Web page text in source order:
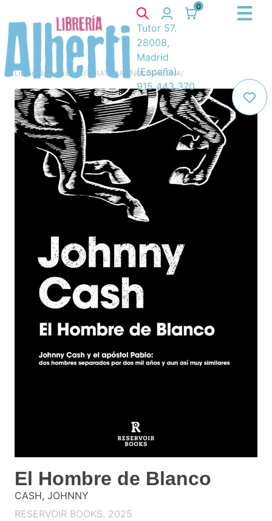
0
Tutor 57.
28008,
Madrid
(España)
915 443 370
Libros Narrativa/ 8. LITERATURA ANGLOSAJONA/
El Hombre de Blanco
CASH, JOHNNY
RESERVOIR BOOKS. 2025